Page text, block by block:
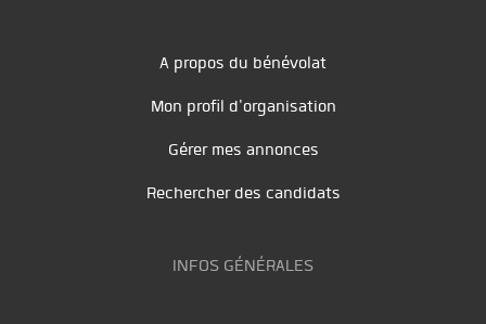
A propos du bénévolat
Mon profil d'organisation
Gérer mes annonces
Rechercher des candidats
INFOS GÉNÉRALES